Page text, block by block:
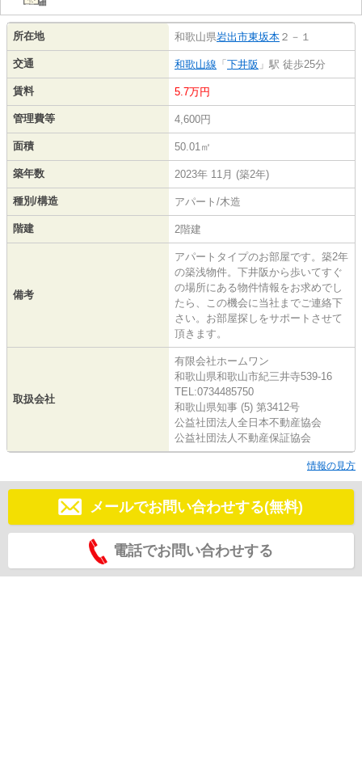
所在地 和歌山県岩出市東坂本 ２－１
交通 和歌山線 「 下井阪 」駅 徒歩25分
賃料 5.7万円
管理費等 4,600円
面積 50.01㎡
築年数 2023年 11月 (築2年)
種別/構造 アパート/木造
階建 2階建
備考
アパートタイプのお部屋です。築2年
の築浅物件。下井阪から歩いてすぐ
の場所にある物件情報をお求めでし
たら、この機会に当社までご連絡下
さい。お部屋探しをサポートさせて
頂きます。
取扱会社
有限会社ホームワン
和歌山県和歌山市紀三井寺539-16
TEL:0734485750
和歌山県知事 (5) 第3412号
公益社団法人全日本不動産協会
公益社団法人不動産保証協会
情報の見方
メールでお問い合わせする(無料)
電話でお問い合わせする